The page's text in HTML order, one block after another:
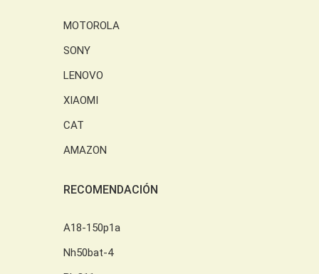
MOTOROLA
SONY
LENOVO
XIAOMI
CAT
AMAZON
RECOMENDACIÓN
A18-150p1a
Nh50bat-4